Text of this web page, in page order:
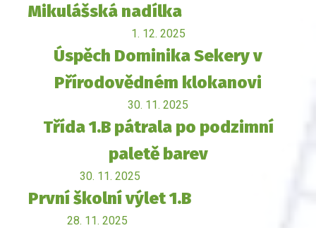
Mikulášská nadílka
1. 12. 2025
Úspěch Dominika Sekery v
Přírodovědném klokanovi
30. 11. 2025
Třída 1.B pátrala po podzimní
paletě barev
30. 11. 2025
První školní výlet 1.B
28. 11. 2025